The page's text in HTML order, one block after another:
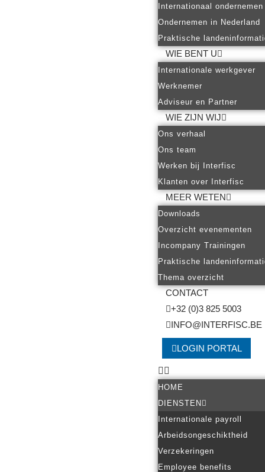
Internationaal ondernemen
Ondernemen in Nederland
Praktische
WIE BENT U
Internationale werkgever
Werknemer
Adviseur en Partner
WIE ZIJN WIJ
Ons verhaal
Ons team
Werken bij Interfisc
Klanten over Interfisc
MEER WETEN
Downloads
Overzicht evenementen
Incompany Trainingen
Praktische
Thema overzicht
CONTACT
+32 (0)3 825 5003
INFO@INTERFISC.BE
LOGIN PORTAL
HOME
DIENSTEN
Internationale payroll
Arbeidsongeschiktheid
Verzekeringen
Employee benefits